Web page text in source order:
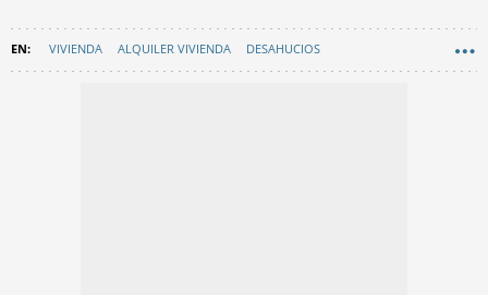
VIVIENDA ALQUILER VIVIENDA DESAHUCIOS